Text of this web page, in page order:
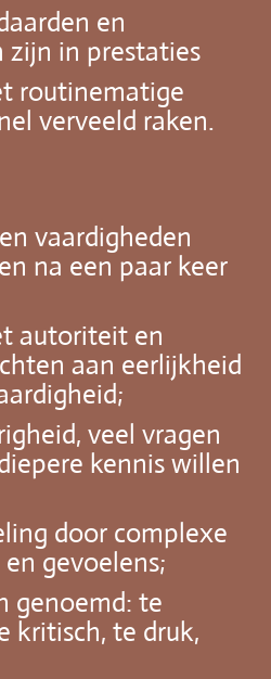
vaardigheden
na een paar keer
autoriteit en
aan eerlijkheid
veel vragen
kennis willen
door complexe
gevoelens;
genoemd: te
kritisch, te druk,
en
zijn in prestaties
routinematige
verveeld raken.